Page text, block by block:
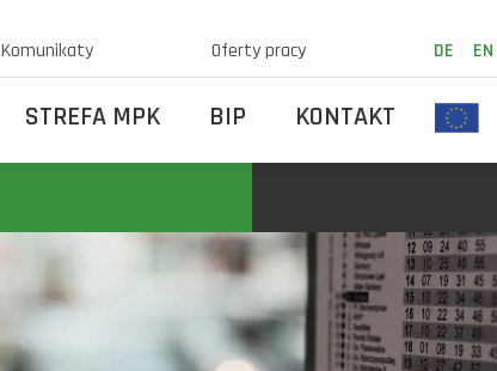
Komunikaty Oferty pracy DE EN
STREFA MPK BIP KONTAKT